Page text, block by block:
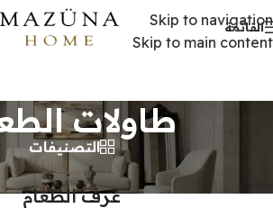
Skip to navigation
Skip to main content
القائمة
طاولات
التصنيفات
MAZUNA HOME
غرف الطعام